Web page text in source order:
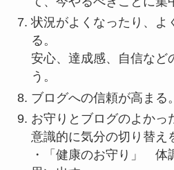
状況がよくなったり、よ
る。
安心、達成感、自信など
う。
ブログへの信頼が高まる。
お守りとブログのよかっ
意識的に気分の切り替え
・「健康のお守り」 体